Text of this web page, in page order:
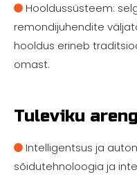
 Hooldussüsteem:
remondijuhendite
hooldus erineb
omast.
Tuleviku
 Intelligentsus ja
sõidutehnoloogia ja